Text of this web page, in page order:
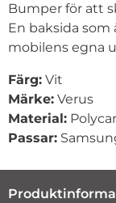
Bumper för att
En baksida
mobilens egna
Färg: Vit
Märke: Verus
Material:
Passar: